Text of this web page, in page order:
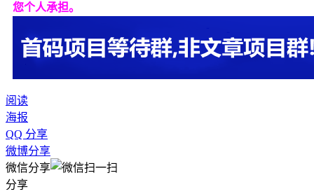
您个人承担。
阅读
海报
QQ 分享
微博分享
微信分享
分享